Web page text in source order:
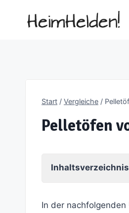
Start / Vergleiche /
Pelletöfen
Inhaltsverzeichnis
In der